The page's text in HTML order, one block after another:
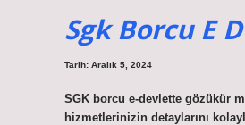
Sgk Borcu E
Tarih: Aralık 5, 2024
SGK borcu e-devlette gözükür
hizmetlerinizin detaylarını